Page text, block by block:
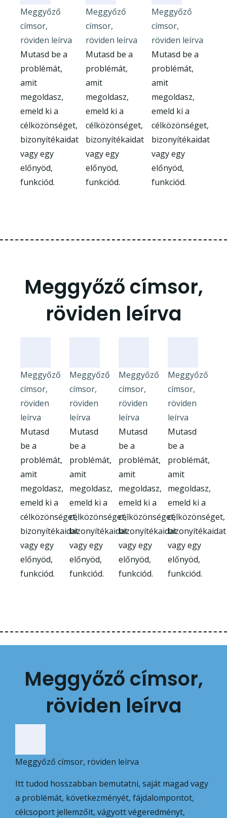
Meggyőző
címsor,
röviden leírva
Mutasd be a
problémát,
amit
megoldasz,
emeld ki a
célközönséget,
bizonyítékaidat
vagy egy
előnyöd,
funkciód.
Meggyőző
címsor,
röviden leírva
Mutasd be a
problémát,
amit
megoldasz,
emeld ki a
célközönséget,
bizonyítékaidat
vagy egy
előnyöd,
funkciód.
Meggyőző
címsor,
röviden leírva
Mutasd be a
problémát,
amit
megoldasz,
emeld ki a
célközönséget,
bizonyítékaidat
vagy egy
előnyöd,
funkciód.
Meggyőző címsor,
röviden leírva
Meggyőző
címsor,
röviden
leírva
Mutasd
be a
problémát,
amit
megoldasz,
emeld ki a
célközönséget,
bizonyítékaidat
vagy egy
előnyöd,
funkciód.
Meggyőző
címsor,
röviden
leírva
Mutasd
be a
problémát,
amit
megoldasz,
emeld ki a
célközönséget,
bizonyítékaidat
vagy egy
előnyöd,
funkciód.
Meggyőző
címsor,
röviden
leírva
Mutasd
be a
problémát,
amit
megoldasz,
emeld ki a
célközönséget,
bizonyítékaidat
vagy egy
előnyöd,
funkciód.
Meggyőző
címsor,
röviden
leírva
Mutasd
be a
problémát,
amit
megoldasz,
emeld ki a
célközönséget,
bizonyítékaidat
vagy egy
előnyöd,
funkciód.
Meggyőző címsor,
röviden leírva
Meggyőző címsor, röviden leírva
Itt tudod hosszabban bemutatni, saját magad vagy
a problémát, következményét, fájdalompontot,
célcsoport jellemzőit, vágyott végeredményt,